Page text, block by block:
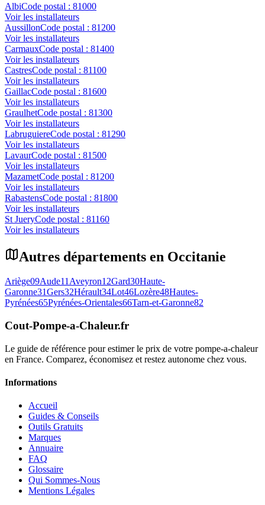
AlbiCode postal : 81000
Voir les installateurs
AussillonCode postal : 81200
Voir les installateurs
CarmauxCode postal : 81400
Voir les installateurs
CastresCode postal : 81100
Voir les installateurs
GaillacCode postal : 81600
Voir les installateurs
GraulhetCode postal : 81300
Voir les installateurs
LabruguiereCode postal : 81290
Voir les installateurs
LavaurCode postal : 81500
Voir les installateurs
MazametCode postal : 81200
Voir les installateurs
RabastensCode postal : 81800
Voir les installateurs
St JueryCode postal : 81160
Voir les installateurs
Autres départements en Occitanie
Ariège09Aude11Aveyron12Gard30Haute-
Garonne31Gers32Hérault34Lot46Lozère48Hautes-
Pyrénées65Pyrénées-Orientales66Tarn-et-Garonne82
Cout-Pompe-a-Chaleur.fr
Le guide de référence pour estimer le prix de votre pompe-a-chaleur
en France. Comparez, économisez et restez autonome chez vous.
Informations
Accueil
Guides & Conseils
Outils Gratuits
Marques
Annuaire
FAQ
Glossaire
Qui Sommes-Nous
Mentions Légales